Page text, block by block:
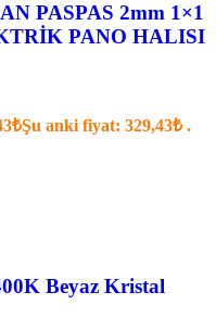
PASPAS 2mm 1×1
PANO HALISI
₺Şu anki fiyat: 329,43₺ .
Beyaz Kristal